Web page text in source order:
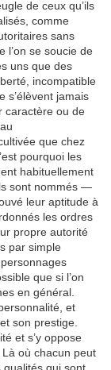
de ceux qu’ils
comme
sans
l’on se soucie de
uns que des
incompatible
s’élèvent jamais
caractère ou de
que chez
pourquoi les
habituellement
sont nommés —
leur aptitude à
les ordres
propre autorité
par simple
que si l’on
en général.
et
son prestige.
et s’y oppose
où chacun peut